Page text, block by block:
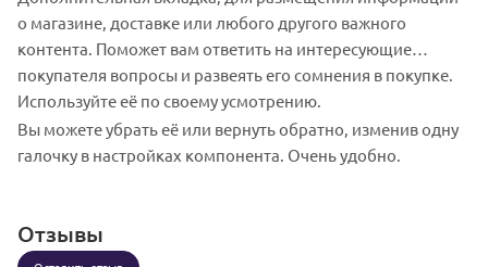
специалистам нашей компании.
о магазине, доставке или любого другого важного
контента. Поможет вам ответить на интересующие
покупателя вопросы и развеять его сомнения в покупке.
Используйте её по своему усмотрению.
Вы можете убрать её или вернуть обратно, изменив одну
галочку в настройках компонента. Очень удобно.
Отзывы